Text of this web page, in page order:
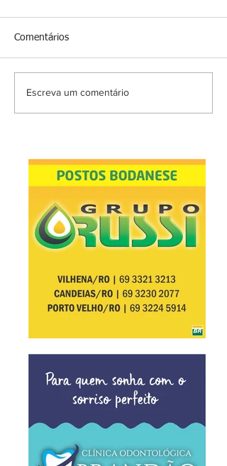
Comentários
Escreva um comentário